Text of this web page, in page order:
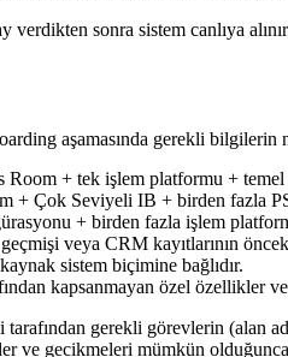
sonra sistem canlıya
aşamasında gerekli bilgilerin
Room + tek işlem platformu +
+ Çok Seviyeli IB + birden fazla
+ birden fazla işlem
veya CRM kayıtlarının
sistem biçimine bağlıdır.
kapsanmayan özel özellikler
gerekli görevlerin (alan
ve gecikmeleri mümkün